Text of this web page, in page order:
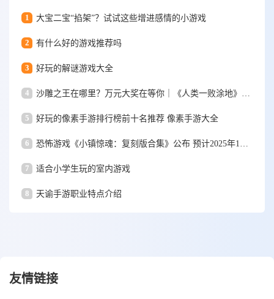
1 大宝二宝“掐架”？试试这些增进感情的小游戏
2 有什么好的游戏推荐吗
3 好玩的解谜游戏大全
4 沙雕之王在哪里？万元大奖在等你｜《人类一败涂地》手游视频大赛
5 好玩的像素手游排行榜前十名推荐 像素手游大全
6 恐怖游戏《小镇惊魂：复刻版合集》公布 预计2025年1月15日发售
7 适合小学生玩的室内游戏
8 天谕手游职业特点介绍
友情链接